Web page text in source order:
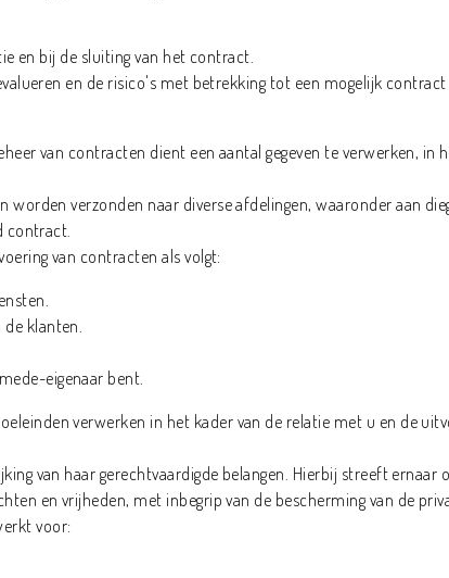
en bij de sluiting van het contract.
en de risico's met betrekking tot een mogelijk
van contracten dient een aantal gegeven te verwerken,
worden verzonden naar diverse afdelingen, waaronder aan
contract.
van contracten als volgt:
de klanten.
eigenaar bent.
verwerken in het kader van de relatie met u en de
van haar gerechtvaardigde belangen. Hierbij streeft
en vrijheden, met inbegrip van de bescherming van de
voor: